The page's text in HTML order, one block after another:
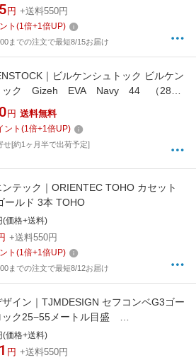
円 +送料550円
ト (1倍+1倍UP)
までの注文で最短8/15お届け
｜ビルケンシュトック ビルケン
ック Gizeh EVA Navy 44 （28．
101916144
円 送料無料
ント (1倍+1倍UP)
せ[約1ヶ月半で出荷予定]
ンテック｜ORIENTEC TOHO カセット
ールド 3本 TOHO
(価格+送料)
+送料550円
ト (1倍+1倍UP)
までの注文で最短8/12お届け
イン｜TJMDESIGN セフコンベG3ゴー
ック25−55メートル目盛
(価格+送料)
円 +送料550円